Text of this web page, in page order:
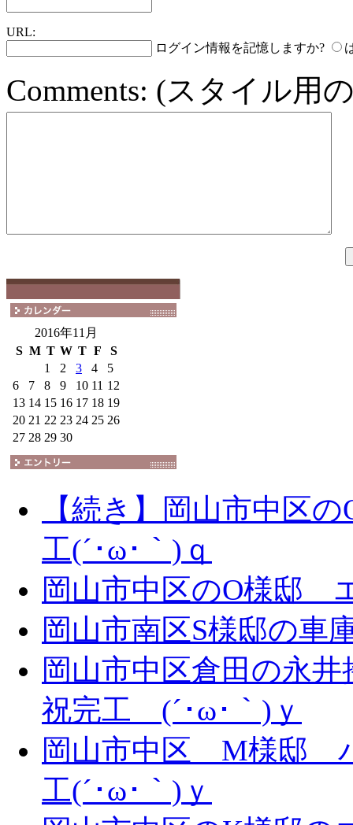
URL:
ログイン情報を記憶しますか?
Comments: (スタイル用
2016年11月
S M T W T F
S
1
2 3 4
5
6
7 8 9 10 11 12
13 14 15 16 17 18 19
20 21 22 23 24 25 26
27 28 29 30
【続き】岡山市中区
工(´･ω･｀)ｑ
岡山市中区のO様邸
岡山市南区S様邸の車
岡山市中区倉田の永
祝完工 (´･ω･｀)ｙ
岡山市中区 M様邸
工(´･ω･｀)ｙ